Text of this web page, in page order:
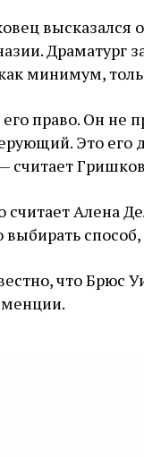
высказался о
Драматург
минимум,
его право. Он не
Это его
считает
считает Алена
выбирать
что Брюс